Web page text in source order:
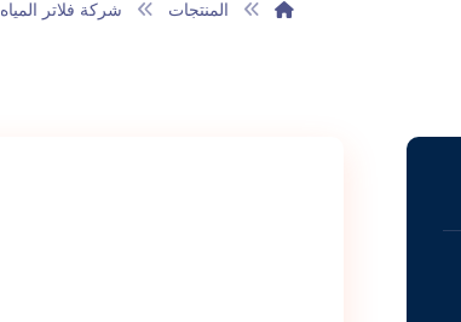
المنتجات شركة فلاتر المياه